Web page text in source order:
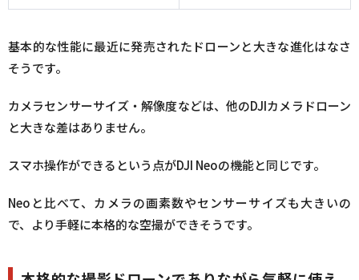
基本的な性能に最近に発売されたドローンと大きな進化はなさ
そうです。
カメラセンサーサイズ・解像度などは、他のDJIカメラドローン
と大きな差はありません。
スマホ操作ができるという点がDJI Neoの機能と同じです。
Neoと比べて、カメラの画素数やセンサーサイズも大きいの
で、より手軽に本格的な空撮ができそうです。